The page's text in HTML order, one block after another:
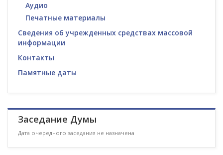
Аудио
Печатные материалы
Сведения об учрежденных средствах массовой
информации
Контакты
Памятные даты
Заседание Думы
Дата очередного заседания не назначена